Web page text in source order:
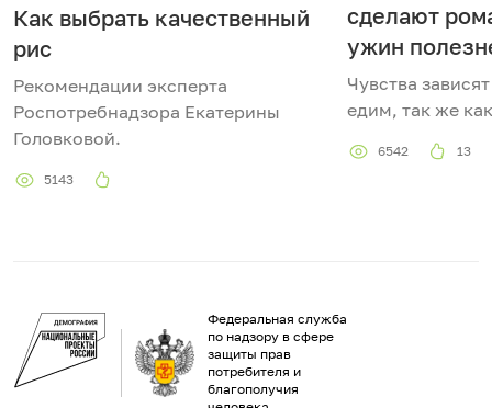
Как выбрать качественный
рис
Рекомендации эксперта
Роспотребнадзора Екатерины
Головковой.
5143
сделают
ужин
Чувства
едим, так же
6542 13
Федеральная служба
по надзору в сфере
защиты прав
потребителя и
благополучия